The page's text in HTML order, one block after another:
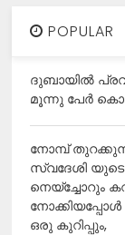
POPULAR
ദുബായിൽ
മൂന്നു പേർ
നോമ്പ്
സ്വദേശി
നെയ്ച്ചോറും
ഒരു കുറിപ്പും,